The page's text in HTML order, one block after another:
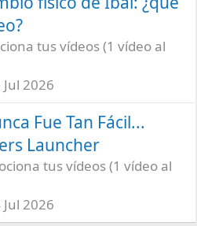
tus vídeos (1 vídeo al
Jul 2026
Fue Tan Fácil...
Launcher
tus vídeos (1 vídeo al
Jul 2026